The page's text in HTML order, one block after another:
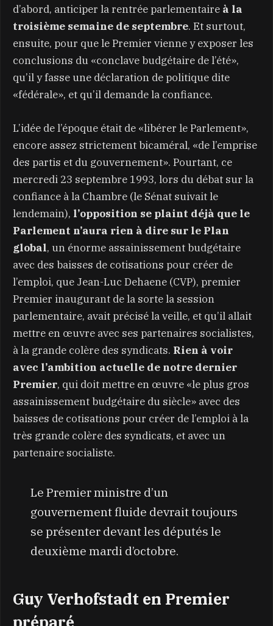
d’abord, anticiper la rentrée parlementaire à la
troisième semaine de septembre. Et surtout,
ensuite, pour que le Premier vienne y exposer les
conclusions du «conclave budgétaire de l’été»,
qu’il y fasse une déclaration de politique dite
«fédérale», et qu’il demande la confiance.
L’idée de l’époque était de «libérer le Parlement»,
encore assez strictement bicaméral, «de l’emprise
des partis et du gouvernement». Pourtant, ce
mercredi 23 septembre 1993, lors du débat sur la
confiance à la Chambre (le Sénat suivait le
lendemain), l’opposition se plaint déjà que le
Parlement n’aura rien à dire sur le Plan
global, un énorme assainissement budgétaire
avec des baisses de cotisations pour créer de
l’emploi, que Jean-Luc Dehaene (CVP), premier
Premier inaugurant de la sorte la session
parlementaire, avait précisé la veille, et qu’il allait
mettre en œuvre avec ses partenaires socialistes,
à la grande colère des syndicats. Rien à voir
avec l’ambition actuelle de notre dernier
Premier, qui doit mettre en œuvre «le plus gros
assainissement budgétaire du siècle» avec des
baisses de cotisations pour créer de l’emploi à la
très grande colère des syndicats, et avec un
partenaire socialiste.
Le Premier ministre d’un
gouvernement fluide devrait toujours
se présenter devant les députés le
deuxième mardi d’octobre.
Guy Verhofstadt en Premier